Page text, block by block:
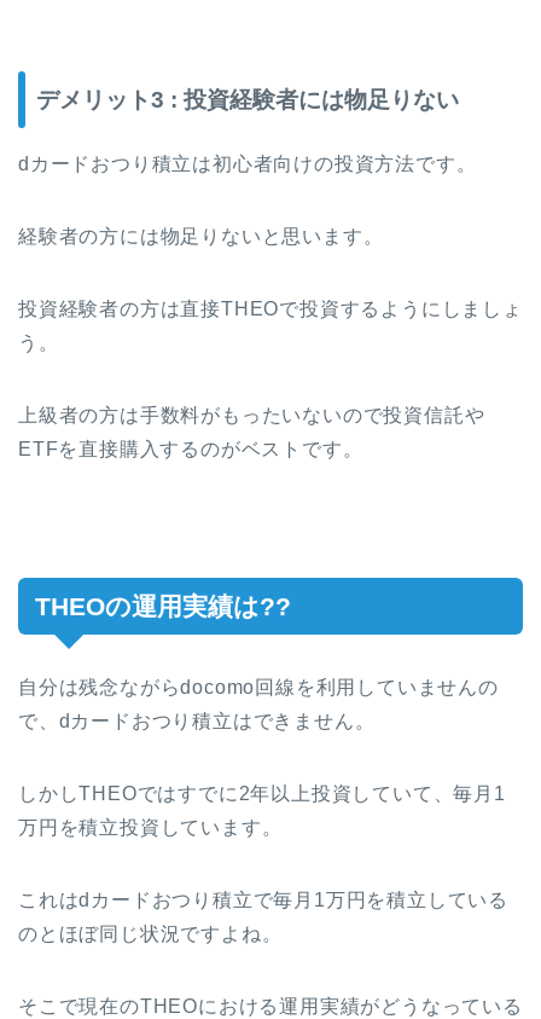
デメリット3 : 投資経験者には物足りない
dカードおつり積立は初心者向けの投資方法です。
経験者の方には物足りないと思います。
投資経験者の方は直接THEOで投資するようにしましょ
う。
上級者の方は手数料がもったいないので投資信託や
ETFを直接購入するのがベストです。
THEOの運用実績は??
自分は残念ながらdocomo回線を利用していませんの
で、dカードおつり積立はできません。
しかしTHEOではすでに2年以上投資していて、毎月1
万円を積立投資しています。
これはdカードおつり積立で毎月1万円を積立している
のとほぼ同じ状況ですよね。
そこで現在のTHEOにおける運用実績がどうなっている